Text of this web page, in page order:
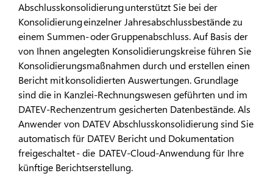
Abschlusskonsolidierung unterstützt Sie bei der
Konsolidierung einzelner Jahresabschlussbestände zu
einem Summen- oder Gruppenabschluss. Auf Basis der
von Ihnen angelegten Konsolidierungskreise führen Sie
Konsolidierungsmaßnahmen durch und erstellen einen
Bericht mit konsolidierten Auswertungen. Grundlage
sind die in Kanzlei-Rechnungswesen geführten und im
DATEV-Rechenzentrum gesicherten Datenbestände. Als
Anwender von DATEV Abschlusskonsolidierung sind Sie
automatisch für DATEV Bericht und Dokumentation
freigeschaltet - die DATEV-Cloud-Anwendung für Ihre
künftige Berichtserstellung.